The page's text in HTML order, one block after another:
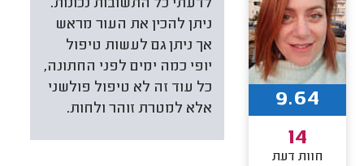
לדעתי כל התשובות נכונות.
ניתן להכין את העור מראש
אך ניתן גם לעשות טיפול
יופי כמה ימים לפני החתונה,
כל עוד זה לא טיפול פולשני
אלא למטרת זוהר ולחות.
9.64
14
חוות דעת